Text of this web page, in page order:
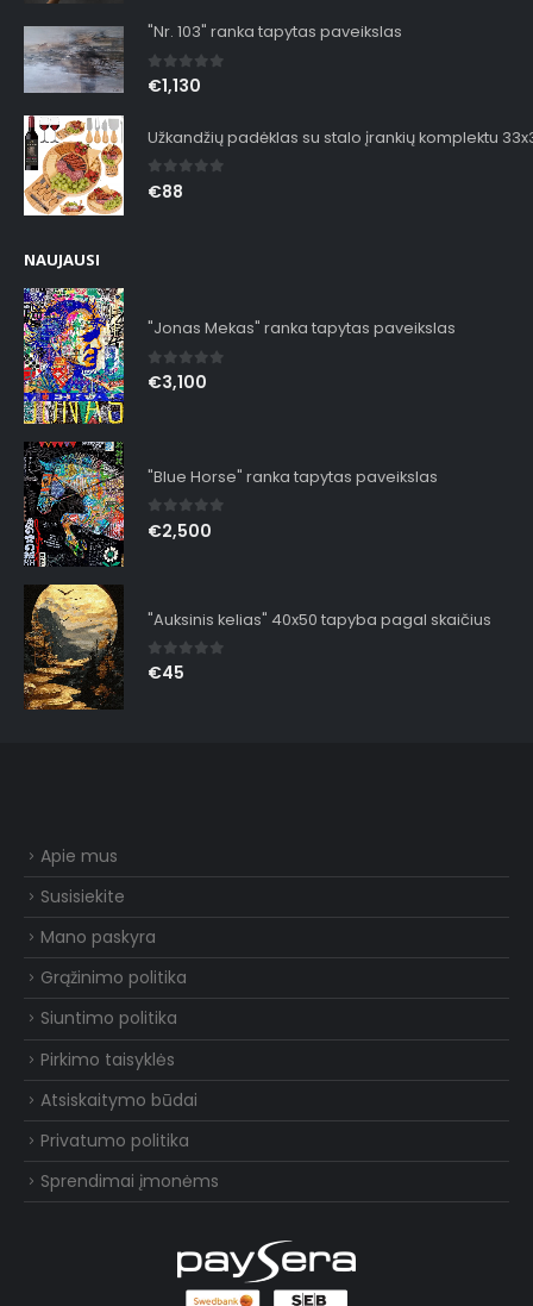
"Nr. 103" ranka tapytas paveikslas
0out of 5
€1,130
Užkandžių padėklas su stalo įrankių komplektu
0out of 5
€88
NAUJAUSI
"Jonas Mekas" ranka tapytas paveikslas
0out of 5
€3,100
"Blue Horse" ranka tapytas paveikslas
0out of 5
€2,500
"Auksinis kelias" 40x50 tapyba pagal skaičius
0out of 5
€45
Apie mus
Susisiekite
Mano paskyra
Grąžinimo politika
Siuntimo politika
Pirkimo taisyklės
Atsiskaitymo būdai
Privatumo politika
Sprendimai įmonėms